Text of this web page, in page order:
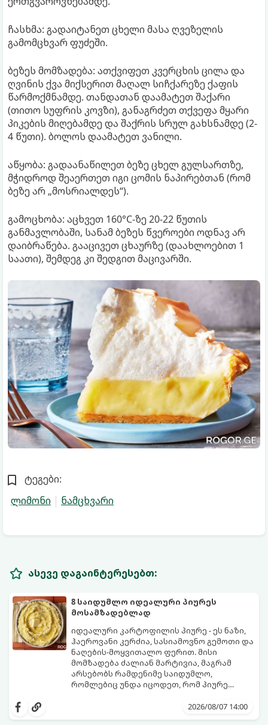
ჩასხმა: გადაიტანეთ ცხელი მასა ღვეზელის
გამომცხვარ ფუძეში.
ბეზეს მომზადება: ათქვიფეთ კვერცხის ცილა და
ღვინის ქვა მიქსერით მაღალ სიჩქარეზე ქაფის
წარმოქმნამდე. თანდათან დაამატეთ შაქარი
(თითო სუფრის კოვზი), განაგრძეთ თქვეფა მყარი
პიკების მიღებამდე და შაქრის სრულ გახსნამდე (2-
4 წუთი). ბოლოს დაამატეთ ვანილი.
აწყობა: გადაანაწილეთ ბეზე ცხელ გულსართზე,
მჭიდროდ შეაერთეთ იგი ცომის ნაპირებთან (რომ
ბეზე არ „მოსრიალდეს“).
გამოცხობა: აცხვეთ 160°C-ზე 20-22 წუთის
განმავლობაში, სანამ ბეზეს წვეროები ოდნავ არ
დაიბრაწება. გააცივეთ ცხაურზე (დაახლოებით 1
საათი), შემდეგ კი შედგით მაცივარში.
ტეგები:
ლიმონი
ნამცხვარი
ასევე დაგაინტერესებთ:
8 საიდუმლო იდეალური პიურეს
მოსამზადებლად
იდეალური კარტოფილის პიურე - ეს ნაზი,
ჰაეროვანი კერძია, სასიამოვნო გემოთი და
ნაღების-მოყვითალო ფერით. მისი
მომზადება ძალიან მარტივია, მაგრამ
არსებობს რამდენიმე საიდუმლო,
რომლებიც უნდა იცოდეთ, რომ პიურე
2026/08/07 14:00